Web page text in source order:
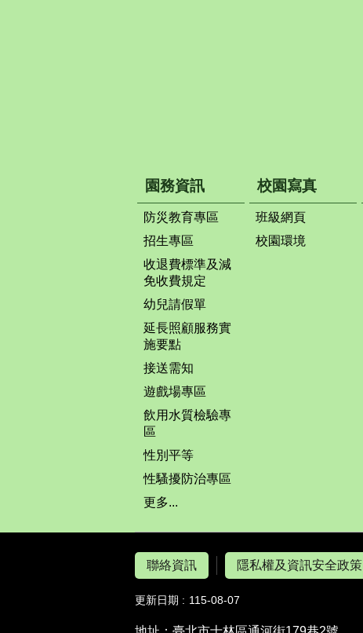
園務資訊
防災教育專區
招生專區
收退費標準及減
免收費規定
幼兒請假單
延長照顧服務實
施要點
接送需知
遊戲場專區
飲用水質檢驗專
區
性別平等
性騷擾防治專區
更多...
校園寫真
班級網頁
校園環境
聯絡資訊 隱私權及資訊安全政策
更新日期 115-08-07